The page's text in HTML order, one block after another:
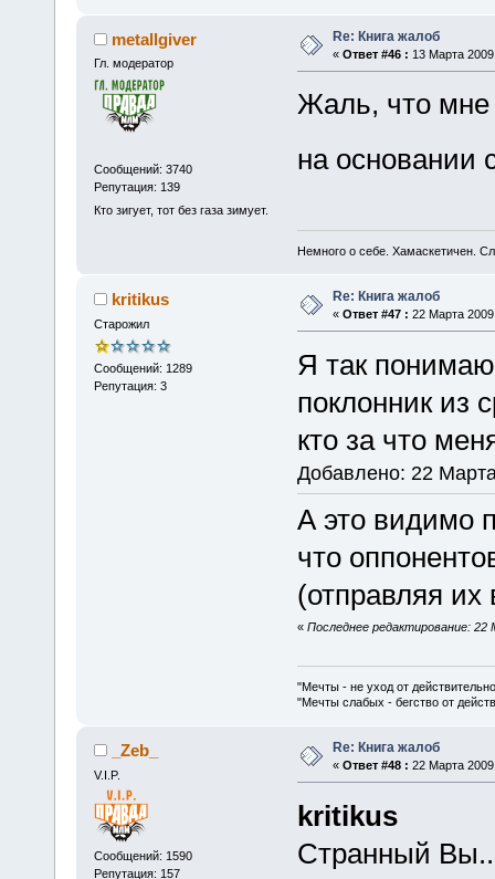
metallgiver
Гл. модератор
Сообщений: 3740
Репутация: 139
Кто зигует, тот без газа зимует.
Re: Книга жалоб
« Ответ #46 : 13 Марта
Жаль, что мне
на
Немного о себе. Хамаскетичен.
kritikus
Старожил
Сообщений: 1289
Репутация: 3
Re: Книга жалоб
« Ответ #47 : 22 Марта
Я так
поклонник из
кто за что
Добавлено: 22
А это видимо
что
(отправляя
« Последнее редактирование:
"Мечты - не уход от
"Мечты слабых - бегство от
_Zeb_
V.I.P.
Сообщений: 1590
Репутация: 157
Re: Книга жалоб
« Ответ #48 : 22 Марта
kritikus
Странный